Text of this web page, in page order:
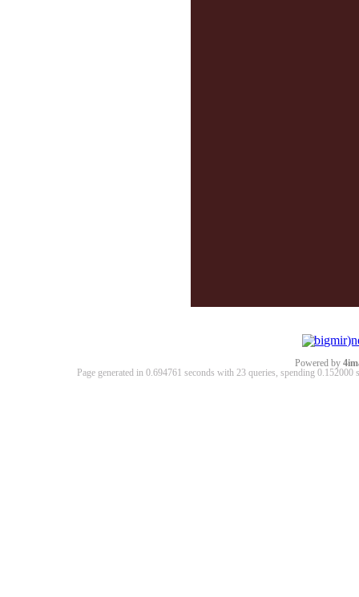
Powered by
Page generated in 0.694761 seconds with 23 queries, spending